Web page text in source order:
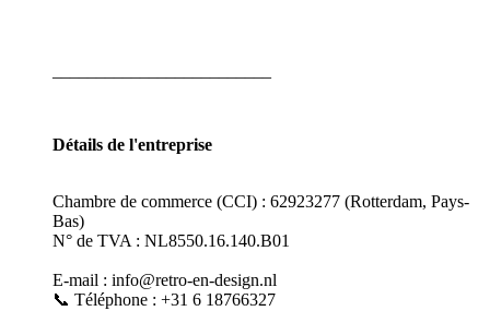
Détails de l'entreprise
Chambre de commerce (CCI) : 62923277 (Rotterdam, Pays-
Bas)
N° de TVA : NL8550.16.140.B01
E-mail : info@retro-en-design.nl
📞 Téléphone : +31 6 18766327